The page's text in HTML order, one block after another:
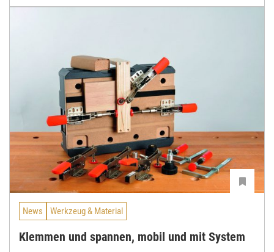
News Werkzeug & Material
Klemmen und spannen, mobil und mit System